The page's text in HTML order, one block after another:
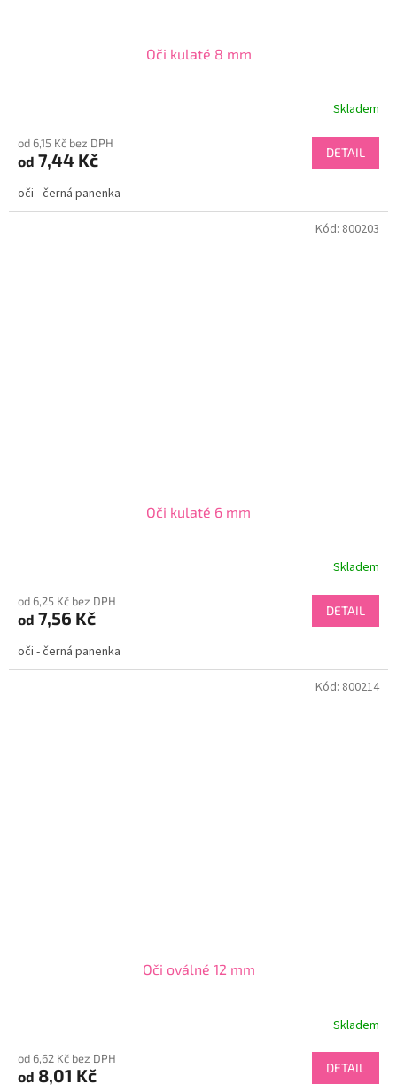
Oči kulaté 8 mm
Skladem
od 6,15 Kč bez DPH
od 7,44 Kč DETAIL
oči - černá panenka
Oči kulaté 6 mm
Skladem
od 6,25 Kč bez DPH
od 7,56 Kč DETAIL
oči - černá panenka
Kód: 800203
Oči oválné 12 mm
Skladem
od 6,62 Kč bez DPH
od 8,01 Kč DETAIL
Kód: 800214